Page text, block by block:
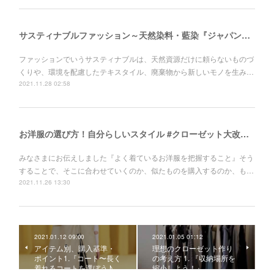
サスティナブルファッション～天然染料・藍染『ジャパンブルー』～自分らしいスタイル #クローゼット大改造計画！
ファッションでいうサスティナブルは、天然資源だけに頼らないものづ
くりや、環境を配慮したテキスタイル、廃棄物から新しいモノを生み…
2021.11.28 02:58
お洋服の選び方！自分らしいスタイル #クローゼット大改造計画！
みなさまにお伝えしました『よく着ているお洋服を把握すること』そう
することで、そこに合わせていくのか、似たものを購入するのか、も…
2021.11.26 13:30
2021.01.12 09:00
アイテム別、購入基準・
ポイント1.『コート〜長く
着れるコートを選ぼう♪…
2021.01.05 01:12
理想のクローゼット作り
の考え方 1. 『収納場所を
縮小しよう！』